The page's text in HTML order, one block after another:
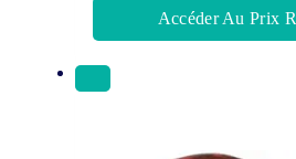
Accéder Au Prix